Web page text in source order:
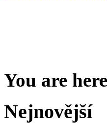
You are
Nejnovější